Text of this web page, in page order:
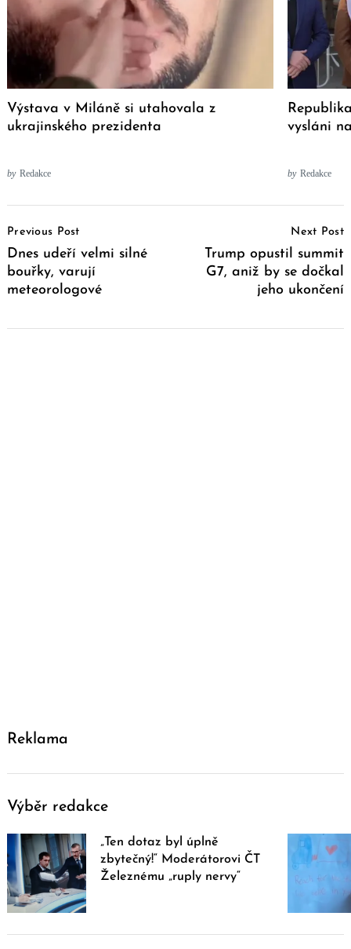
Výstava v Miláně si utahovala z
ukrajinského prezidenta
by Redakce
vysláni
by Redakce
Navigation
Previous Post
Dnes udeří velmi silné
bouřky, varují
meteorologové
Next Post
Trump opustil summit
G7, aniž by se dočkal
jeho ukončení
Reklama
Výběr redakce
„Ten dotaz byl úplně
zbytečný!“ Moderátorovi ČT
Železnému „ruply nervy“